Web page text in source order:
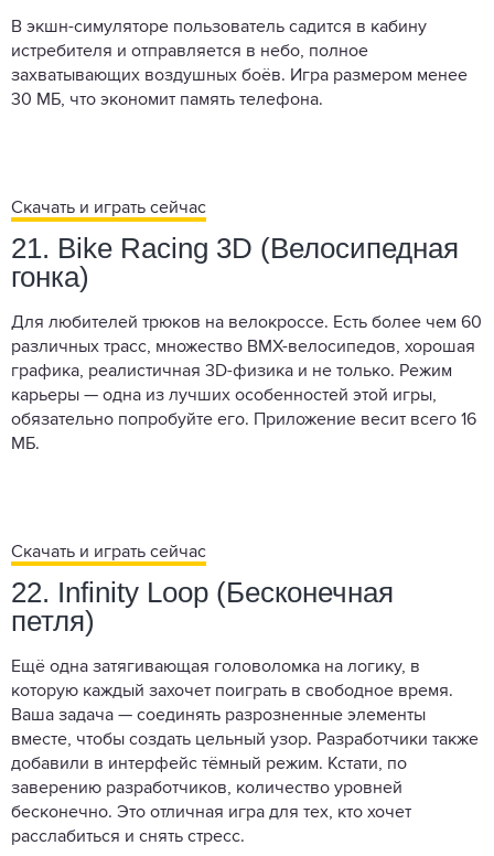
В экшн-симуляторе пользователь садится в кабину
истребителя и отправляется в небо, полное
захватывающих воздушных боёв. Игра размером менее
30 МБ, что экономит память телефона.
Скачать и играть сейчас
21. Bike Racing 3D (Велосипедная
гонка)
Для любителей трюков на велокроссе. Есть более чем 60
различных трасс, множество BMX-велосипедов, хорошая
графика, реалистичная 3D-физика и не только. Режим
карьеры — одна из лучших особенностей этой игры,
обязательно попробуйте его. Приложение весит всего 16
МБ.
Скачать и играть сейчас
22. Infinity Loop (Бесконечная
петля)
Ещё одна затягивающая головоломка на логику, в
которую каждый захочет поиграть в свободное время.
Ваша задача — соединять разрозненные элементы
вместе, чтобы создать цельный узор. Разработчики также
добавили в интерфейс тёмный режим. Кстати, по
заверению разработчиков, количество уровней
бесконечно. Это отличная игра для тех, кто хочет
расслабиться и снять стресс.